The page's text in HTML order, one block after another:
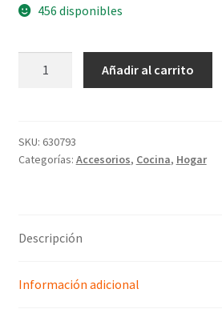
456 disponibles
Añadir al carrito
SKU: 630793
Categorías: Accesorios, Cocina, Hogar
Descripción
Información adicional